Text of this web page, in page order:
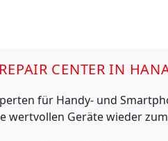
CENTER IN
für Handy- und
Geräte wieder